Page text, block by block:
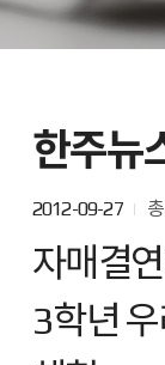
한주뉴
2012-09-27
자매결
3학년